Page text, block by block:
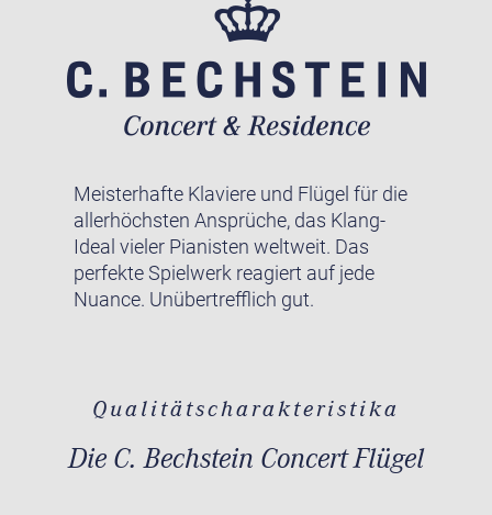
Meisterhafte Klaviere und Flügel für die
allerhöchsten Ansprüche, das Klang-
Ideal vieler Pianisten weltweit. Das
perfekte Spielwerk reagiert auf jede
Nuance. Unübertrefflich gut.
Qualitätscharakteristika
Die C. Bechstein Concert Flügel